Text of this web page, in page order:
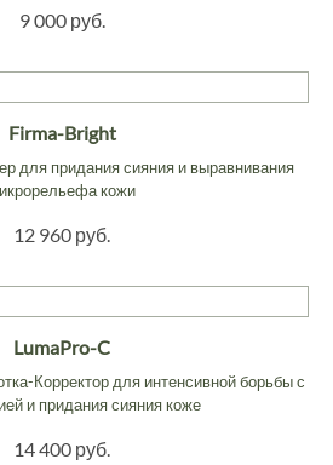
9 000 руб.
Firma-Bright
для придания сияния и выравнивания
кожи
12 960 руб.
LumaPro-C
Корректор для интенсивной борьбы с
и придания сияния коже
14 400 руб.